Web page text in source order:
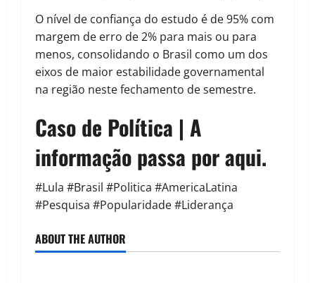
O nível de confiança do estudo é de 95% com
margem de erro de 2% para mais ou para
menos, consolidando o Brasil como um dos
eixos de maior estabilidade governamental
na região neste fechamento de semestre.
Caso de Política | A
informação passa por aqui.
#Lula #Brasil #Politica #AmericaLatina
#Pesquisa #Popularidade #Liderança
ABOUT THE AUTHOR